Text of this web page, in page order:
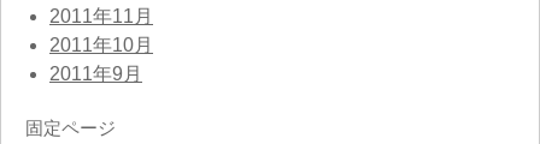
2011年11月
2011年10月
2011年9月
固定ページ